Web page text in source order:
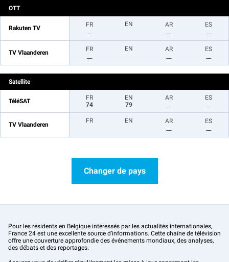
OTT
Rakuten TV
FR
EN
AR
ES
TV Vlaanderen
FR
EN
AR
ES
Satellite
TéléSAT
FR
74
EN
79
AR
ES
TV Vlaanderen
FR EN
AR
ES
Changer de pays
Pour les résidents en Belgique intéressés par les actualités internationales,
France 24 est une excellente source d’informations. Cette chaîne de télévision
offre une couverture approfondie des événements mondiaux, des analyses,
des débats et des reportages.